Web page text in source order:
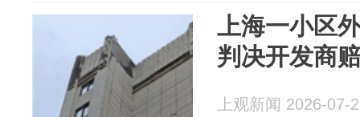
上海一小区
判决开发商
上观新闻 2026-07-